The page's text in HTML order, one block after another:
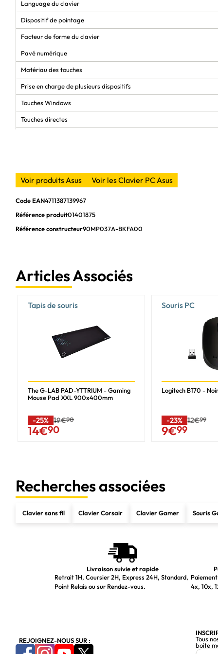
Language du clavier
Dispositif de pointage
Facteur de forme du clavier
Pavé numérique
Matériau des touches
Prise en charge de plusieurs dispositifs
Touches Windows
Touches directes
Modèle du Bluetooth
Design
Rétroéclairage
Rétroéclairage ajustable
Style de clavier
Design ergonomique
Couleur du produit
Coloration de surface
Longueur de câble
Anti-ghosting
Souris
Souris incluse
Poids et dimensions
Dimensions du clavier (LxPxH)
Poids du clavier
Voir produits Asus Voir les Clavier PC Asus
Code EAN4711387139967
Référence produit01401875
Référence constructeur90MP037A-BKFA00
Articles Associés
Tapis de souris
The G-LAB PAD-YTTRIUM - Gaming
Mouse Pad XXL 900x400mm
-25% 19€90
14€90
Souris PC
Logitech B170 -
-23% 12€99
9€99
Recherches associées
Clavier sans fil Clavier Corsair Clavier Gamer Souris
Livraison suivie et rapide
Retrait 1H, Coursier 2H, Express 24H, Standard,
Point Relais ou sur Rendez-vous.
4x, 10x,
REJOIGNEZ-NOUS SUR :
Tous
boite